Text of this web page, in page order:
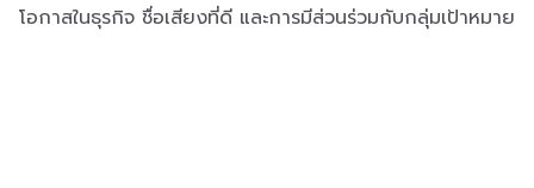
โอกาสในธุรกิจ ชื่อเสียงที่ดี และการมีส่วนร่วมกับกลุ่มเป้าหมาย